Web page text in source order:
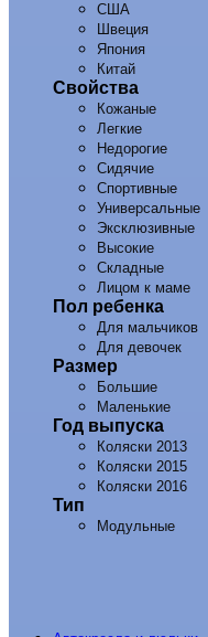
США
Швеция
Япония
Китай
Свойства
Кожаные
Легкие
Недорогие
Сидячие
Спортивные
Универсальные
Эксклюзивные
Высокие
Складные
Лицом к маме
Пол ребенка
Для мальчиков
Для девочек
Размер
Большие
Маленькие
Год выпуска
Коляски 2013
Коляски 2015
Коляски 2016
Тип
Модульные